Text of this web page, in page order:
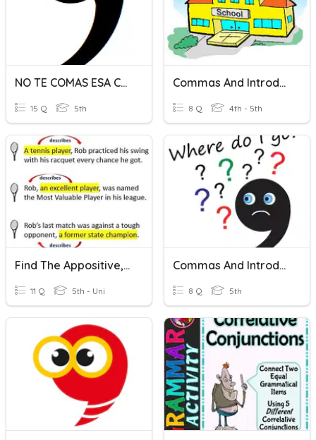
NO TE COMAS ESA COMA
15 Q 5th
Commas And Introductory Elements
8 Q 4th - 5th
Find The Appositive, With Commas (restrictive/non-Essential)
11 Q 5th - Uni
Commas And Introductory Elements Quiz
8 Q 5th